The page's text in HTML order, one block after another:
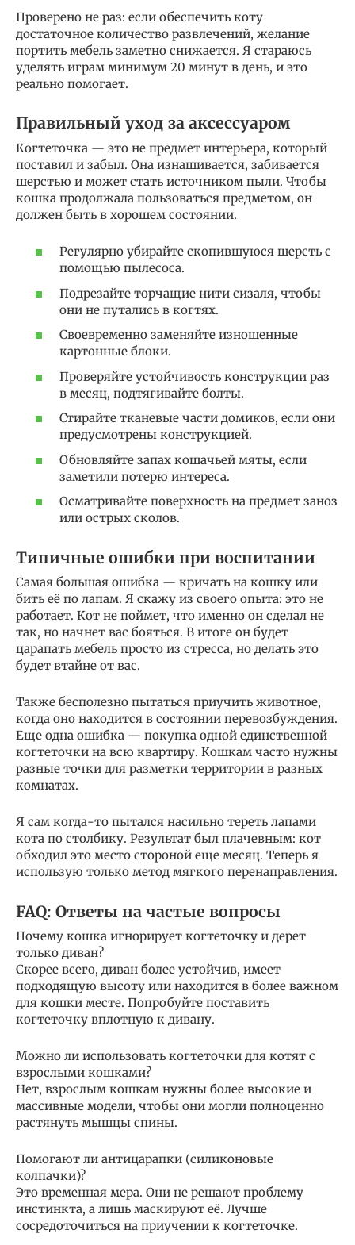
Проверено не раз: если обеспечить коту
достаточное количество развлечений, желание
портить мебель заметно снижается. Я стараюсь
уделять играм минимум 20 минут в день, и это
реально помогает.
Правильный уход за аксессуаром
Когтеточка — это не предмет интерьера, который
поставил и забыл. Она изнашивается, забивается
шерстью и может стать источником пыли. Чтобы
кошка продолжала пользоваться предметом, он
должен быть в хорошем состоянии.
Регулярно убирайте скопившуюся шерсть с
помощью пылесоса.
Подрезайте торчащие нити сизаля, чтобы
они не путались в когтях.
Своевременно заменяйте изношенные
картонные блоки.
Проверяйте устойчивость конструкции раз
в месяц, подтягивайте болты.
Стирайте тканевые части домиков, если они
предусмотрены конструкцией.
Обновляйте запах кошачьей мяты, если
заметили потерю интереса.
Осматривайте поверхность на предмет заноз
или острых сколов.
Типичные ошибки при воспитании
Самая большая ошибка — кричать на кошку или
бить её по лапам. Я скажу из своего опыта: это не
работает. Кот не поймет, что именно он сделал не
так, но начнет вас бояться. В итоге он будет
царапать мебель просто из стресса, но делать это
будет втайне от вас.
Также бесполезно пытаться приучить животное,
когда оно находится в состоянии перевозбуждения.
Еще одна ошибка — покупка одной единственной
когтеточки на всю квартиру. Кошкам часто нужны
разные точки для разметки территории в разных
комнатах.
Я сам когда-то пытался насильно тереть лапами
кота по столбику. Результат был плачевным: кот
обходил это место стороной еще месяц. Теперь я
использую только метод мягкого перенаправления.
FAQ: Ответы на частые вопросы
Почему кошка игнорирует когтеточку и дерет
только диван?
Скорее всего, диван более устойчив, имеет
подходящую высоту или находится в более важном
для кошки месте. Попробуйте поставить
когтеточку вплотную к дивану.
Можно ли использовать когтеточки для котят с
взрослыми кошками?
Нет, взрослым кошкам нужны более высокие и
массивные модели, чтобы они могли полноценно
растянуть мышцы спины.
Помогают ли антицарапки (силиконовые
колпачки)?
Это временная мера. Они не решают проблему
инстинкта, а лишь маскируют её. Лучше
сосредоточиться на приучении к когтеточке.